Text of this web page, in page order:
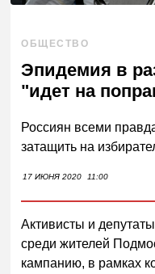
ОБЩЕСТВО
Эпидемия в
"идет на
Россиян всеми
затащить на
17 ИЮНЯ 2020 11:00
Активисты и
среди жителей
кампанию, в рамках